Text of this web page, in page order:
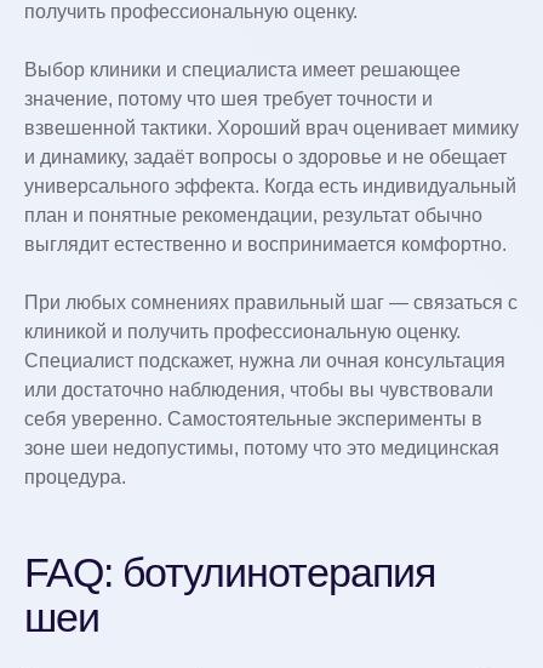
получить профессиональную оценку.
Выбор клиники и специалиста имеет решающее
значение, потому что шея требует точности и
взвешенной тактики. Хороший врач оценивает мимику
и динамику, задаёт вопросы о здоровье и не обещает
универсального эффекта. Когда есть индивидуальный
план и понятные рекомендации, результат обычно
выглядит естественно и воспринимается комфортно.
При любых сомнениях правильный шаг — связаться с
клиникой и получить профессиональную оценку.
Специалист подскажет, нужна ли очная консультация
или достаточно наблюдения, чтобы вы чувствовали
себя уверенно. Самостоятельные эксперименты в
зоне шеи недопустимы, потому что это медицинская
процедура.
FAQ: ботулинотерапия
шеи